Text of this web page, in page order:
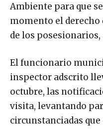
Ambiente para que
momento el derecho
de los
El funcionario
inspector adscrito
octubre, las
visita, levantando
circunstanciadas